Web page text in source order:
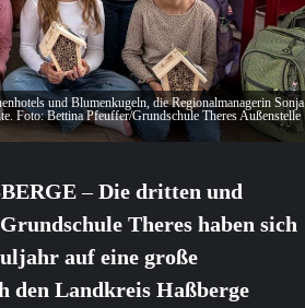
und Blumenkugeln, die Regionalmanagerin Sonja
Foto: Bettina Pfeuffer/Grundschule Theres Außenstelle
–Die dritten und
Theres haben sich
auf eine große
den Landkreis Haßberge